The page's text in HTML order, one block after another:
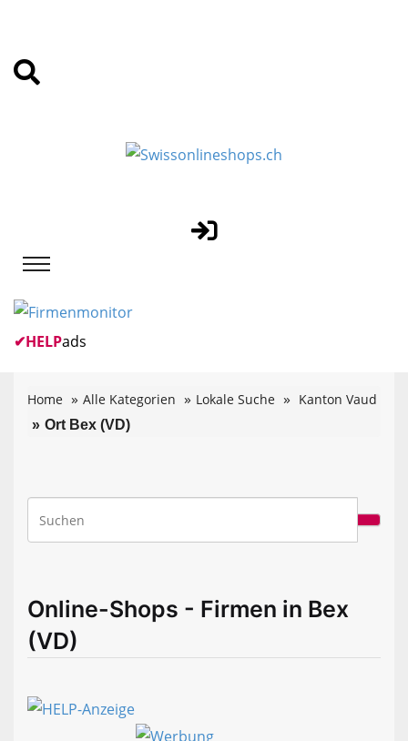
✔HELPads
Home Alle Kategorien Lokale Suche Kanton Vaud
Ort Bex (VD)
Online-Shops - Firmen in Bex
(VD)